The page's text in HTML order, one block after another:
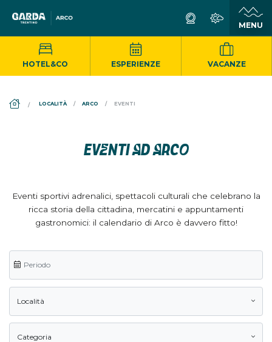
HOTEL&CO ESPERIENZE VACANZE
DS_BREADCRUMB.HOME
LOCALITÀ ARCO EVENTI
EVENTI AD ARCO
Eventi sportivi adrenalici, spettacoli culturali che celebrano la
ricca storia della cittadina, mercatini e appuntamenti
gastronomici: il calendario di Arco è davvero fitto!
Località
Categoria